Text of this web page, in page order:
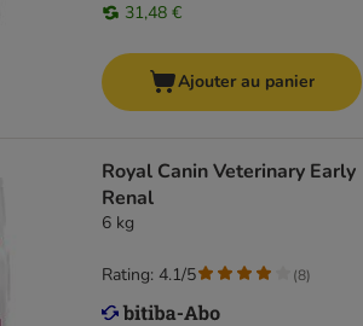
31,48 €
Ajouter au panier
Royal Canin Veterinary Early
Renal
6 kg
Rating: 4.1/5 (8)